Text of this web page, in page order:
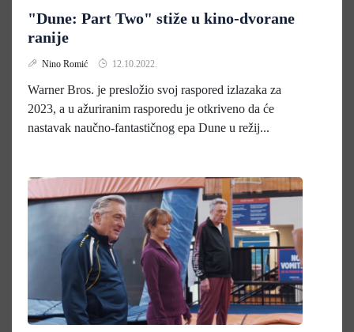
"Dune: Part Two" stiže u kino-dvorane
ranije
Nino Romić 12.10.2022.
Warner Bros. je presložio svoj raspored izlazaka za
2023, a u ažuriranim rasporedu je otkriveno da će
nastavak naučno-fantastičnog epa Dune u režij...